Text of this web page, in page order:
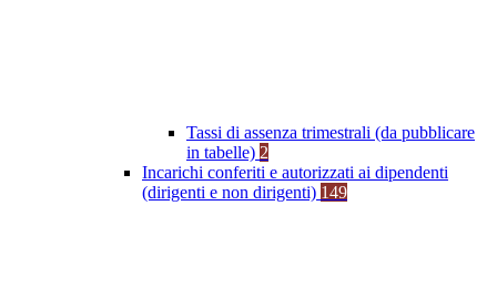
Tassi di assenza trimestrali (da pubblicare
in tabelle) 2
Incarichi conferiti e autorizzati ai dipendenti
(dirigenti e non dirigenti) 149